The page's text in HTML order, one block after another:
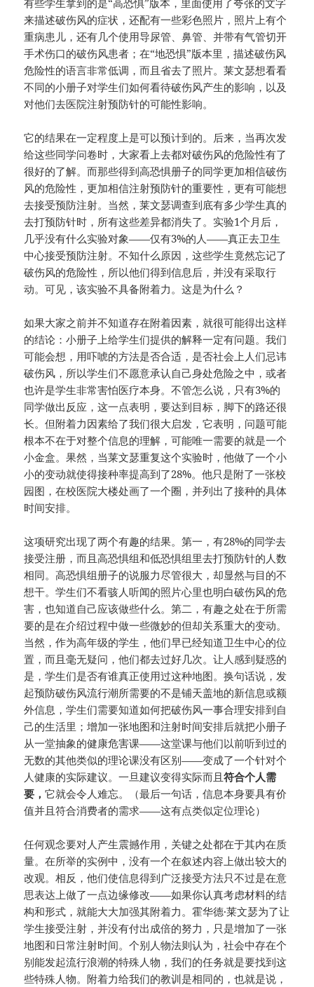
有些学生拿到的是“高恐惧”版本，里面使用了夸张的文字
来描述破伤风的症状，还配有一些彩色照片，照片上有个
重病患儿，还有几个使用导尿管、鼻管、并带有气管切开
手术伤口的破伤风患者；在“地恐惧”版本里，描述破伤风
危险性的语言非常低调，而且省去了照片。莱文瑟想看看
不同的小册子对学生们如何看待破伤风产生的影响，以及
对他们去医院注射预防针的可能性影响。
它的结果在一定程度上是可以预计到的。后来，当再次发
给这些同学问卷时，大家看上去都对破伤风的危险性有了
很好的了解。而那些得到高恐惧册子的同学更加相信破伤
风的危险性，更加相信注射预防针的重要性，更有可能想
去接受预防注射。当然，莱文瑟调查到底有多少学生真的
去打预防针时，所有这些差异都消失了。实验1个月后，
几乎没有什么实验对象——仅有3%的人——真正去卫生
中心接受预防注射。不知什么原因，这些学生竟然忘记了
破伤风的危险性，所以他们得到信息后，并没有采取行
动。可见，该实验不具备附着力。这是为什么？
如果大家之前并不知道存在附着因素，就很可能得出这样
的结论：小册子上给学生们提供的解释一定有问题。我们
可能会想，用吓唬的方法是否合适，是否社会上人们忌讳
破伤风，所以学生们不愿意承认自己身处危险之中，或者
也许是学生非常害怕医疗本身。不管怎么说，只有3%的
同学做出反应，这一点表明，要达到目标，脚下的路还很
长。但附着力因素给了我们很大启发，它表明，问题可能
根本不在于对整个信息的理解，可能唯一需要的就是一个
小金盒。果然，当莱文瑟重复这个实验时，他做了一个小
小的变动就使得接种率提高到了28%。他只是附了一张校
园图，在校医院大楼处画了一个圈，并列出了接种的具体
时间安排。
这项研究出现了两个有趣的结果。第一，有28%的同学去
接受注册，而且高恐惧组和低恐惧组里去打预防针的人数
相同。高恐惧组册子的说服力尽管很大，却显然与目的不
想干。学生们不看骇人听闻的照片心里也明白破伤风的危
害，也知道自己应该做些什么。第二，有趣之处在于所需
要的是在介绍过程中做一些微妙的但却关系重大的变动。
当然，作为高年级的学生，他们早已经知道卫生中心的位
置，而且毫无疑问，他们都去过好几次。让人感到疑惑的
是，学生们是否有谁真正使用过这种地图。换句话说，发
起预防破伤风流行潮所需要的不是铺天盖地的新信息或额
外信息，学生们需要知道如何把破伤风一事合理安排到自
己的生活里；增加一张地图和注射时间安排后就把小册子
从一堂抽象的健康危害课——这堂课与他们以前听到过的
无数的其他类似的理论课没有区别——变成了一个针对个
人健康的实际建议。一旦建议变得实际而且符合个人需
要，它就会令人难忘。（最后一句话，信息本身要具有价
值并且符合消费者的需求——这有点类似定位理论）
任何观念要对人产生震撼作用，关键之处都在于其内在质
量。在所举的实例中，没有一个在叙述内容上做出较大的
改观。相反，他们使信息得到广泛接受方法只不过是在意
思表达上做了一点边缘修改——如果你认真考虑材料的结
构和形式，就能大大加强其附着力。霍华德·莱文瑟为了让
学生接受注射，并没有付出成倍的努力，只是增加了一张
地图和日常注射时间。个别人物法则认为，社会中存在个
别能发起流行浪潮的特殊人物，我们的任务就是要找到这
些特殊人物。附着力给我们的教训是相同的，也就是说，